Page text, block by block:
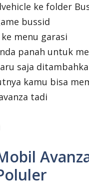
ke folder
bussid
menu garasi
panah untuk
saja
kamu bisa
tadi